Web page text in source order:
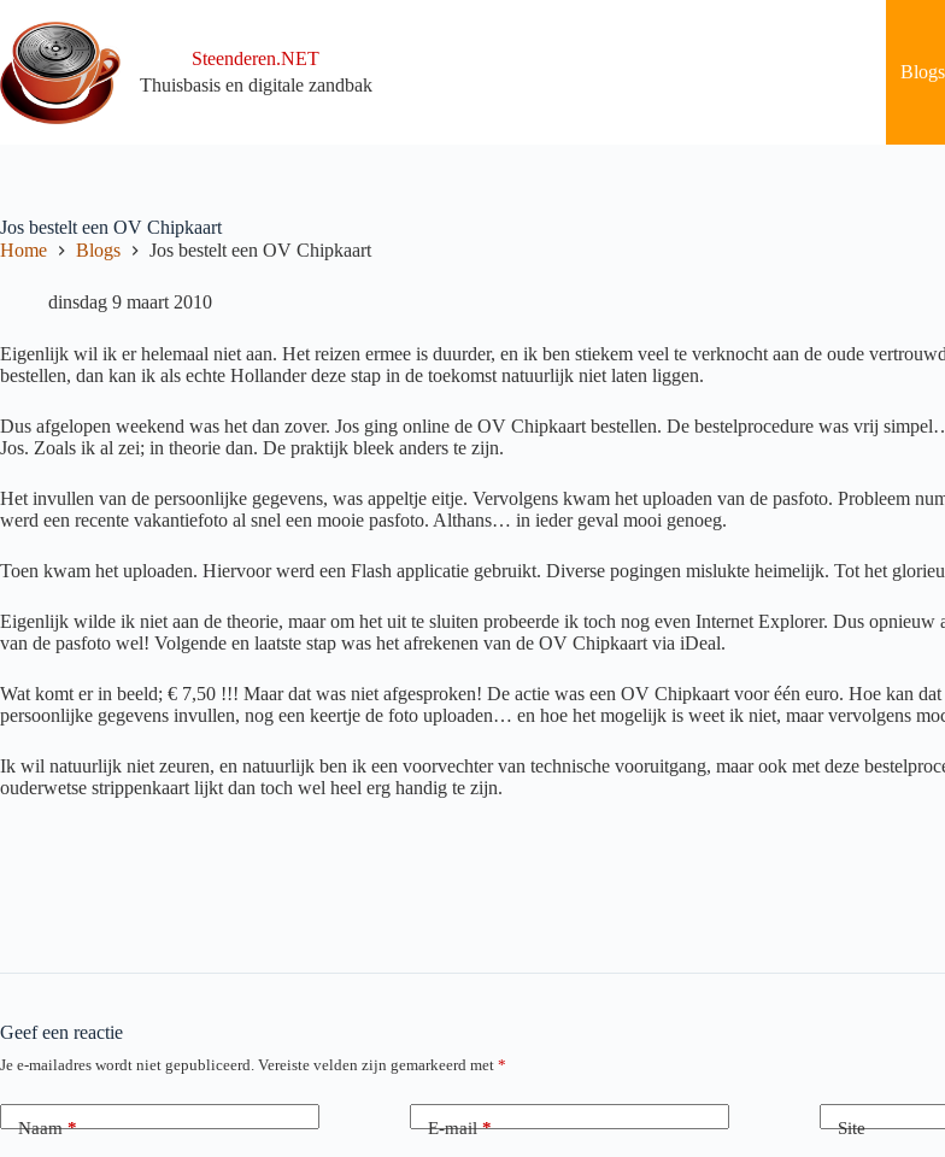
naar
de
inhoud
Steenderen.NET
Thuisbasis en digitale zandbak
Blogs
Jos bestelt een OV Chipkaart
Home
Blogs Jos bestelt een OV Chipkaart
dinsdag 9 maart 2010
Eigenlijk wil ik er helemaal niet aan. Het reizen ermee is duurder, en ik ben stiekem veel te verknocht aan de oude
bestellen, dan kan ik als echte Hollander deze stap in de toekomst natuurlijk niet laten liggen.
Dus afgelopen weekend was het dan zover. Jos ging online de OV Chipkaart bestellen. De bestelprocedure was vrij
Jos. Zoals ik al zei; in theorie dan. De praktijk bleek anders te zijn.
Het invullen van de persoonlijke gegevens, was appeltje eitje. Vervolgens kwam het uploaden van de pasfoto. Probleem
werd een recente vakantiefoto al snel een mooie pasfoto. Althans… in ieder geval mooi genoeg.
Toen kwam het uploaden. Hiervoor werd een Flash applicatie gebruikt. Diverse pogingen mislukte heimelijk. Tot het
Eigenlijk wilde ik niet aan de theorie, maar om het uit te sluiten probeerde ik toch nog even Internet Explorer. Dus
van de pasfoto wel! Volgende en laatste stap was het afrekenen van de OV Chipkaart via iDeal.
Wat komt er in beeld; € 7,50 !!! Maar dat was niet afgesproken! De actie was een OV Chipkaart voor één euro. Hoe kan
persoonlijke gegevens invullen, nog een keertje de foto uploaden… en hoe het mogelijk is weet ik niet, maar vervolgens
Ik wil natuurlijk niet zeuren, en natuurlijk ben ik een voorvechter van technische vooruitgang, maar ook met deze
ouderwetse strippenkaart lijkt dan toch wel heel erg handig te zijn.
Geef een reactie
Je e-mailadres wordt niet gepubliceerd. Vereiste velden zijn gemarkeerd met *
Naam* E-mail* Site